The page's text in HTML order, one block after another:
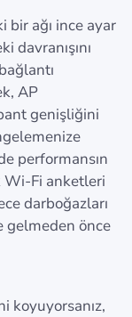
bir ağı ince ayar
davranışını
AP
genişliğini
performansın
Wi-Fi anketleri
darboğazları
gelmeden önce
koyuyorsanız,